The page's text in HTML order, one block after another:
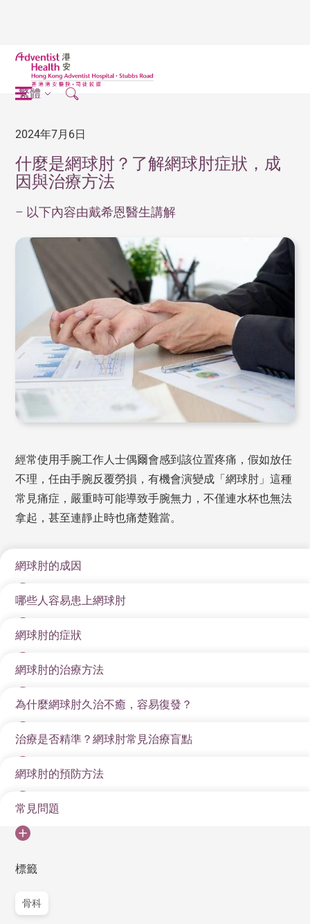
繁體
2024年7月6日
什麼是網球肘？了解網球肘症狀，成
因與治療方法
– 以下內容由戴希恩醫生講解
經常使用手腕工作人士偶爾會感到該位置疼痛，假如放任
不理，任由手腕反覆勞損，有機會演變成「網球肘」這種
常見痛症，嚴重時可能導致手腕無力，不僅連水杯也無法
拿起，甚至連靜止時也痛楚難當。
網球肘的成因
網球肘的痛點主要在肱骨外上髁位置，這個負責伸展或
提舉手腕與手部動作肌肉的起接點，會因重覆性動作而
勞損，外側筋腱累積壓力之下就有機會發炎。
哪些人容易患上網球肘
網球肘常見於三十五至五十歲人士，家庭主婦或工作時
經常活動手腕人士，最容易出現這種勞損情況。如果沒
有休息及應對，痛感可能延伸至前臂肌肉及手指，長遠
可能限制手肘活動能力，損害生活質素。
網球肘的症狀
網球肘的症狀大多數由輕微的不適逐漸惡化，特別是在
使用前臂或手腕的情況下明顯加劇。以下為網球肘的常
見症狀：
手肘外側疼痛：最典型的症狀是手肘外側（肱骨外上
握力減弱：由於前臂肌腱受損，患者可能會感到握不
緊物件，甚至拿起水杯、手機也會感到困難。
晨起僵硬不適：睡醒時前臂或手腕可能有僵硬感，活
網球肘的治療方法
準確斷症對治療網球肘非常重要，畢竟它與另一常見痛
症「哥爾夫球肘」相似，惟前者主要集中於手肘外側，
與手腕經常伸展及拗後動作有關。此外，我們亦要了解
患者的痛楚程度及頻率，當中會使用到「疼痛評估量
分為最輕微，10分則是最無法忍受的疼痛程度。
絕大部份個案均可透過保守治療應對，包括服用消炎止
肉緊張。此外，物理治療也能助患者盡早復原，一些簡
使用海綿球進行握力訓練、提舉啞鈴加強手腕能力，以
為什麼網球肘久治不癒，容易復發？
這主要與肌腱的結構特性、使用習慣以及治療不當有
關。網球肘牽涉的是肱骨外上髁的肌腱組織，這些肌腱
血液供應較少，復原速度較慢。一旦過度使用而出現微
細撕裂，即使症狀暫時緩解，但若未完全修復，便極容
活動，如提重物、打字、使用工具等，導致舊患未癒又
只能治標不治本，令病情反覆。部分患者更依賴止痛藥
治療是否精準？網球肘常見治療盲點
不少患者在面對網球肘時，容易陷入「止痛即等於治
療」的誤區，導致病情反覆不癒。其實，網球肘屬慢性
肌腱勞損問題，若治療手法不當或中途放棄，都可能使
炎症持續甚至惡化。
1. 只依賴止痛藥或注射類固醇
雖然止痛藥和類固醇注射可短暫舒緩痛楚，但未能修復
受損肌腱組織，亦無助改善病因，如過度使用或錯誤姿
網球肘的預防方法
1. 避免過度重複使用手腕與前臂肌肉
避免長時間重複性動作，如打字、搬重物或不間斷使用
無論運動還是工作，應使用合適的工具（如重量平衡的
常見問題
網球肘一定是打網球才會患上嗎？
動員，而是從事重複使用手腕和前臂的工作或活動，如
標籤
骨科